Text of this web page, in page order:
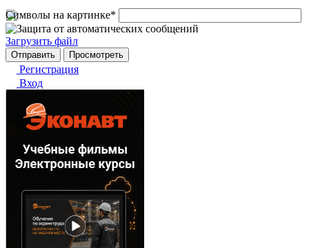
Символы на картинке*
Загрузить файл
Регистрация
Вход